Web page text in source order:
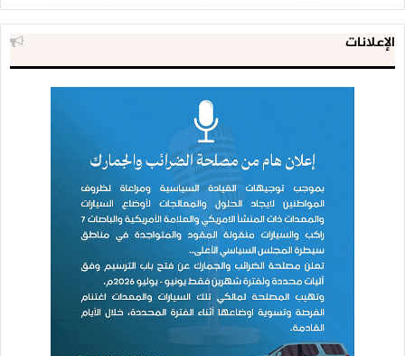
الإعلانات